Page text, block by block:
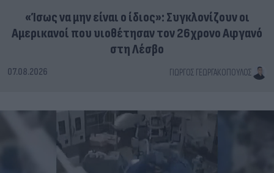
«Ίσως να μην είναι ο ίδιος»: Συγκλονίζουν οι
Αμερικανοί που υιοθέτησαν τον 26χρονο Αφγανό
στη Λέσβο
07.08.2026 ΓΙΏΡΓΟΣ ΓΕΩΡΓΑΚΌΠΟΥΛΟΣ